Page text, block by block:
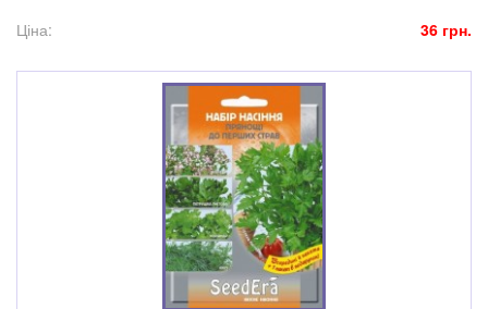
Ціна:
36 грн.